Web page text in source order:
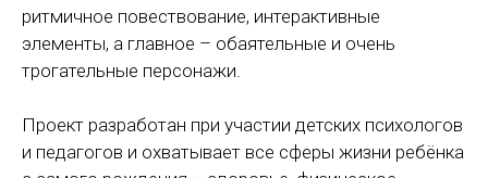
ритмичное повествование, интерактивные
элементы, а главное – обаятельные и очень
трогательные персонажи.
Проект разработан при участии детских психологов
и педагогов и охватывает все сферы жизни ребёнка